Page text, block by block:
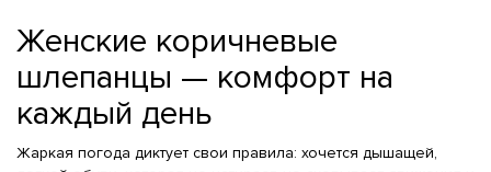
Женские коричневые
шлепанцы — комфорт на
каждый день
Жаркая погода диктует свои правила: хочется дышащей,